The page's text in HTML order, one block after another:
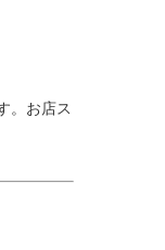
。お店ス